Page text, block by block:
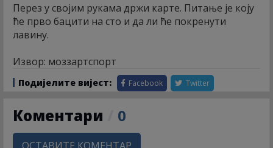
Перез у својим рукама држи карте. Питање је коју
ће прво бацити на сто и да ли ће покренути
лавину.
Извор: моззартспорт
Подијелите вијест: Facebook Twitter
Коментари 0
ОСТАВИТЕ КОМЕНТАР